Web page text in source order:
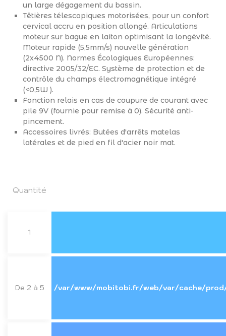
un large dégagement du bassin.
Têtières télescopiques motorisées, pour un confort
cervical accru en position allongé. Articulations
moteur sur bague en laiton optimisant la longévité.
Moteur rapide (5,5mm/s) nouvelle génération
(2x4500 N). Normes Écologiques Européennes:
directive 2005/32/EC. Système de protection et de
contrôle du champs électromagnétique intégré
(<0,5W ).
Fonction relais en cas de coupure de courant avec
pile 9V (fournie pour remise à 0). Sécurité anti-
pincement.
Accessoires livrés: Butées d'arrêts matelas
latérales et de pied en fil d'acier noir mat.
Quantité
1
De 2 à 5 /var/www/mobitobi.fr/web/var/cache/